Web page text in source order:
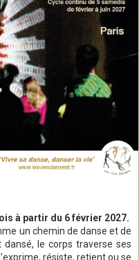
à partir du 6 février 2027.
un chemin de danse et de
le corps traverse ses
résiste, retient ou se